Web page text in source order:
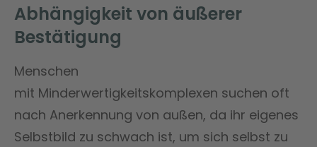
Abhängigkeit von äußerer
Bestätigung
Menschen
mit Minderwertigkeitskomplexen suchen oft
nach Anerkennung von außen, da ihr eigenes
Selbstbild zu schwach ist, um sich selbst zu